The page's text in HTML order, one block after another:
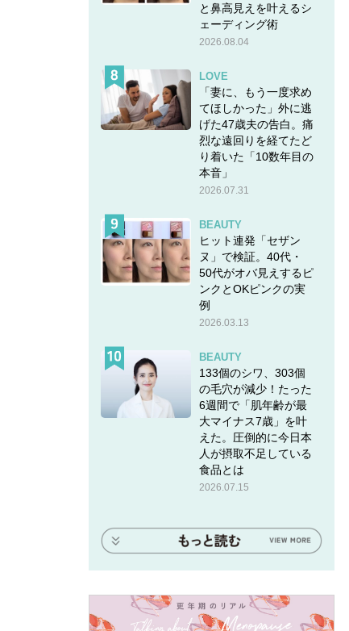
と鼻高見えを叶えるシ
ェーディング術
2026.08.04
LOVE
「妻に、もう一度求め
てほしかった」外に逃
げた47歳夫の告白。痛
烈な遠回りを経てたど
り着いた「10数年目の
本音」
2026.07.31
BEAUTY
ヒット連発「セザン
ヌ」で検証。40代・
50代がオバ見えするピ
ンクとOKピンクの実
例
2026.03.13
BEAUTY
133個のシワ、303個
の毛穴が減少！たった
6週間で「肌年齢が最
大マイナス7歳」を叶
えた。圧倒的に今日本
人が摂取不足している
食品とは
2026.07.15